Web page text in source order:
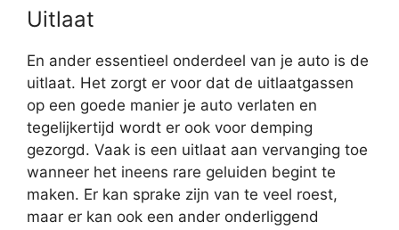
Uitlaat
En ander essentieel onderdeel van je auto is de
uitlaat. Het zorgt er voor dat de uitlaatgassen
op een goede manier je auto verlaten en
tegelijkertijd wordt er ook voor demping
gezorgd. Vaak is een uitlaat aan vervanging toe
wanneer het ineens rare geluiden begint te
maken. Er kan sprake zijn van te veel roest,
maar er kan ook een ander onderliggend